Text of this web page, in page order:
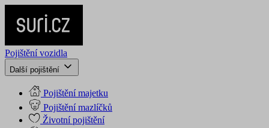
Pojištění vozidla
Další pojištění
Pojištění majetku
Pojištění mazlíčků
Životní pojištění